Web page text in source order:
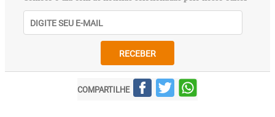
RECEBER
COMPARTILHE